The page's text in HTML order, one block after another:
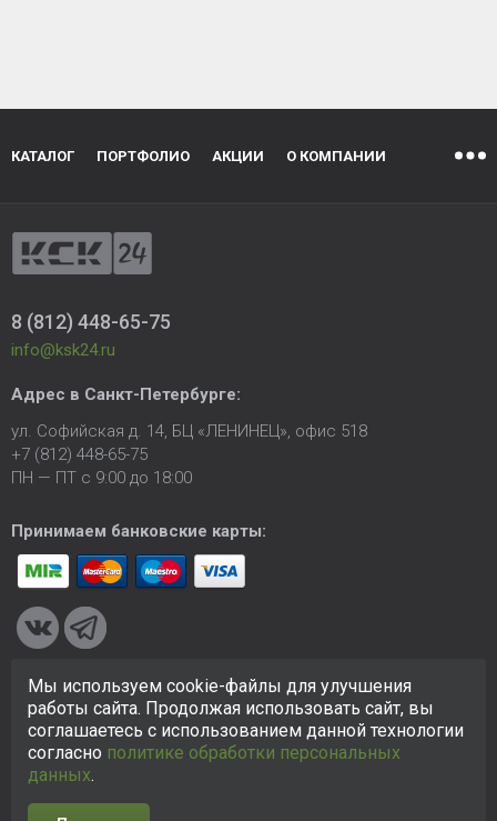
КАТАЛОГ ПОРТФОЛИО АКЦИИ О КОМПАНИИ
8 (812) 448-65-75
info@ksk24.ru
Адрес в Санкт-Петербурге:
ул. Софийская д. 14, БЦ «ЛЕНИНЕЦ», офис 518
+7 (812) 448-65-75
ПН — ПТ с 9:00 до 18:00
Принимаем банковские карты:
© 2005-2026 ООО «КСК». Сайтhttps://ksk24.ruсоздан
исключительно в информационных целях и любая информация
на сайте не является публичной офертой.Политика в
отношении персональных данных
Мы используем cookie-файлы для улучшения
работы сайта. Продолжая использовать сайт, вы
соглашаетесь с использованием данной технологии
согласно политике обработки персональных
данных.